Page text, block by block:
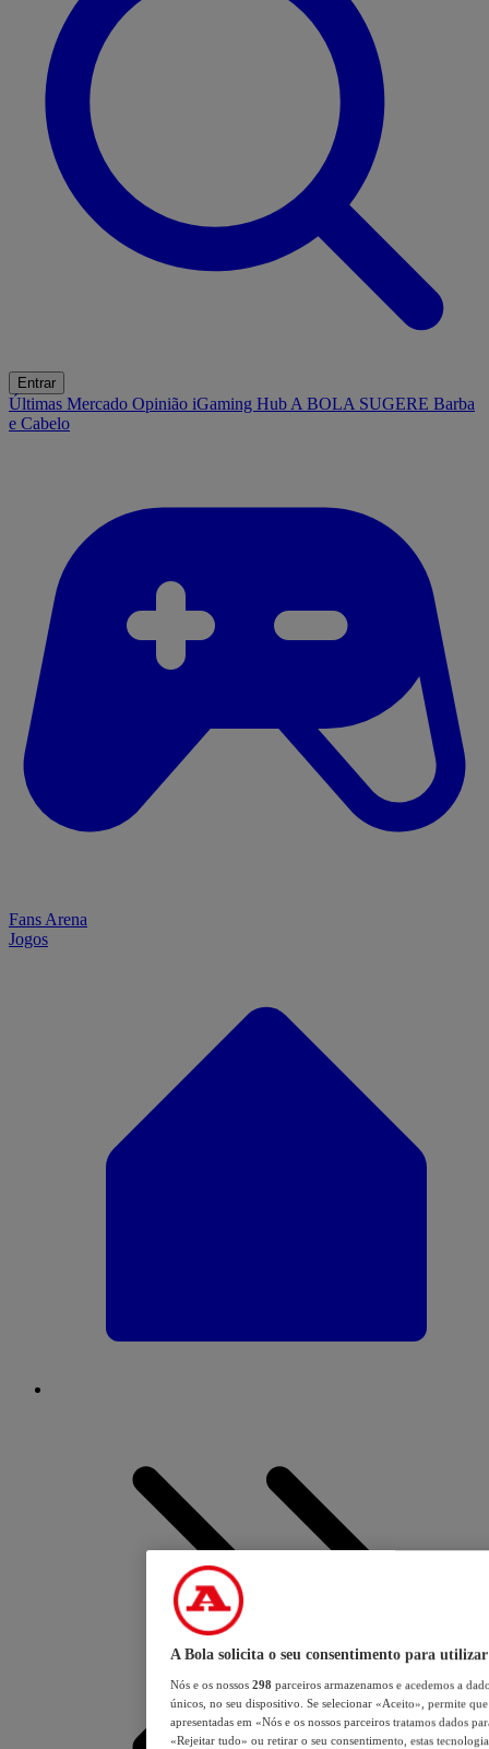
Entrar
Últimas Mercado Opinião iGaming Hub A BOLA SUGERE Barba
e Cabelo
Fans Arena
Jogos
A Bola solicita o seu consentimento para utilizar
Nós e os nossos 298 parceiros armazenamos e acedemos a
únicos, no seu dispositivo. Se selecionar «Aceito», permite
apresentadas em «Nós e os nossos parceiros tratamos dados
«Rejeitar tudo» ou retirar o seu consentimento, estas